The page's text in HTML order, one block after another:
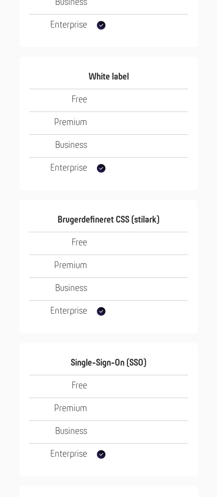
White label
Brugerdefineret CSS (stilark)
Single-Sign-On (SSO)